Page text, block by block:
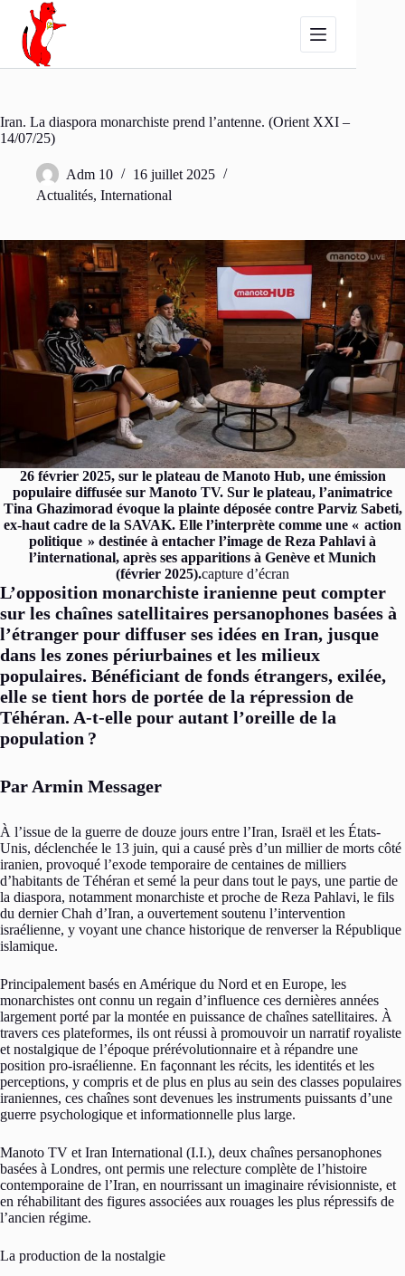
Passer
contenu
Iran. La diaspora monarchiste prend l’antenne. (Orient XXI –
14/07/25)
Adm 10
16 juillet 2025
Actualités, International
26 février 2025, sur le plateau de Manoto Hub, une émission
populaire diffusée sur Manoto TV. Sur le plateau, l’animatrice
Tina Ghazimorad évoque la plainte déposée contre Parviz Sabeti,
ex-haut cadre de la SAVAK. Elle l’interprète comme une « action
politique » destinée à entacher l’image de Reza Pahlavi à
l’international, après ses apparitions à Genève et Munich
(février 2025).capture d’écran
L’opposition monarchiste iranienne peut compter
sur les chaînes satellitaires persanophones basées à
l’étranger pour diffuser ses idées en Iran, jusque
dans les zones périurbaines et les milieux
populaires. Bénéficiant de fonds étrangers, exilée,
elle se tient hors de portée de la répression de
Téhéran. A-t-elle pour autant l’oreille de la
population ?
Par Armin Messager
À l’issue de la guerre de douze jours entre l’Iran, Israël et les États-
Unis, déclenchée le 13 juin, qui a causé près d’un millier de morts côté
iranien, provoqué l’exode temporaire de centaines de milliers
d’habitants de Téhéran et semé la peur dans tout le pays, une partie de
la diaspora, notamment monarchiste et proche de Reza Pahlavi, le fils
du dernier Chah d’Iran, a ouvertement soutenu l’intervention
israélienne, y voyant une chance historique de renverser la République
islamique.
Principalement basés en Amérique du Nord et en Europe, les
monarchistes ont connu un regain d’influence ces dernières années
largement porté par la montée en puissance de chaînes satellitaires. À
travers ces plateformes, ils ont réussi à promouvoir un narratif royaliste
et nostalgique de l’époque prérévolutionnaire et à répandre une
position pro-israélienne. En façonnant les récits, les identités et les
perceptions, y compris et de plus en plus au sein des classes populaires
iraniennes, ces chaînes sont devenues les instruments puissants d’une
guerre psychologique et informationnelle plus large.
Manoto TV et Iran International (I.I.), deux chaînes persanophones
basées à Londres, ont permis une relecture complète de l’histoire
contemporaine de l’Iran, en nourrissant un imaginaire révisionniste, et
en réhabilitant des figures associées aux rouages les plus répressifs de
l’ancien régime.
La production de la nostalgie